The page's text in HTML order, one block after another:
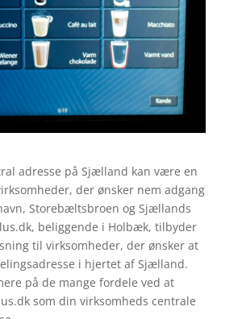
adresse på Sjælland kan være en
der ønsker nem adgang
Storebæltsbroen og Sjællands
beliggende i Holbæk, tilbyder
til virksomheder, der ønsker at
i hjertet af Sjælland.
på de mange fordele ved at
som din virksomheds centrale